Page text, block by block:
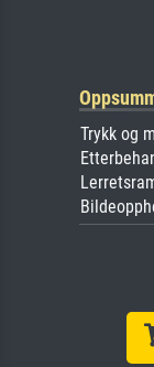
Trykk og